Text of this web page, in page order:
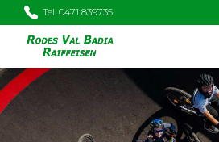
Tel. 0471 839735